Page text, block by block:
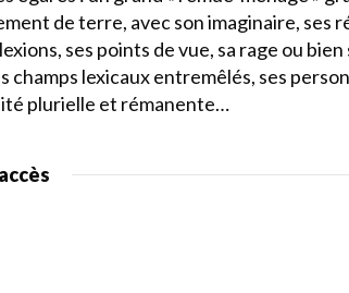
de terre, avec son imaginaire, ses
ses points de vue, sa rage ou
champs lexicaux entremêlés, ses
plurielle et rémanente…